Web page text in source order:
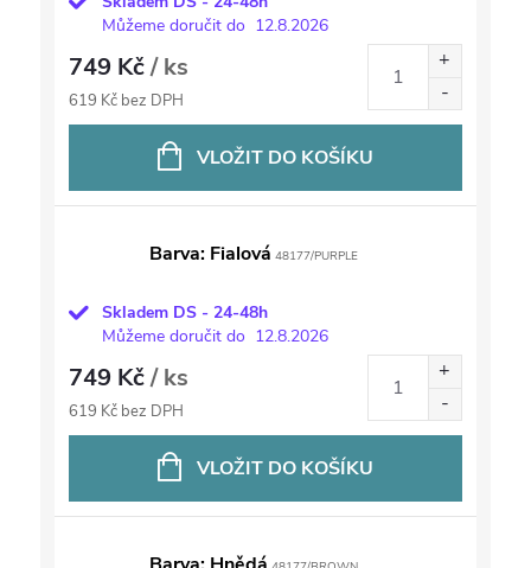
Můžeme doručit do 12.8.2026
749 Kč/ ks
619 Kč bez DPH
VLOŽIT DO KOŠÍKU
Barva: Fialová 48177/PURPLE
Skladem DS - 24-48h
Můžeme doručit do 12.8.2026
749 Kč/ ks
619 Kč bez DPH
VLOŽIT DO KOŠÍKU